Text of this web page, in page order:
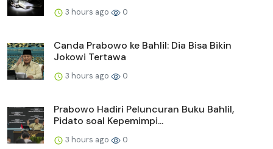
3 hours ago 0
Canda Prabowo ke Bahlil: Dia Bisa Bikin
Jokowi Tertawa
3 hours ago 0
Prabowo Hadiri Peluncuran Buku Bahlil,
Pidato soal Kepemimpi...
3 hours ago 0